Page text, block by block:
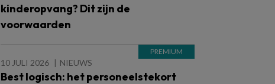
kinderopvang? Dit zijn de
voorwaarden
10 JULI 2026 NIEUWS
Best logisch: het personeelstekort